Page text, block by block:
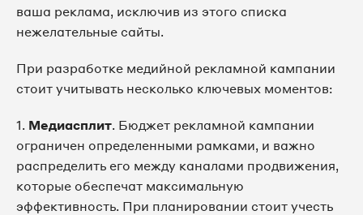
ваша реклама, исключив из этого списка
нежелательные сайты.
При разработке медийной рекламной кампании
стоит учитывать несколько ключевых моментов:
1. Медиасплит. Бюджет рекламной кампании
ограничен определенными рамками, и важно
распределить его между каналами продвижения,
которые обеспечат максимальную
эффективность. При планировании стоит учесть